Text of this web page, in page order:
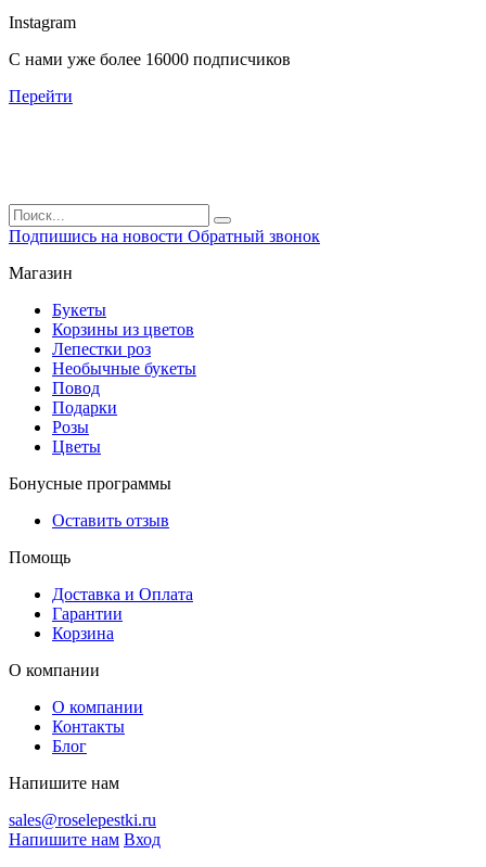
Instagram
С нами уже более 16000 подписчиков
Перейти
Подпишись на новости Обратный звонок
Магазин
Букеты
Корзины из цветов
Лепестки роз
Необычные букеты
Повод
Подарки
Розы
Цветы
Бонусные программы
Оставить отзыв
Помощь
Доставка и Оплата
Гарантии
Корзина
О компании
О компании
Контакты
Блог
Напишите нам
sales@roselepestki.ru
Напишите нам Вход